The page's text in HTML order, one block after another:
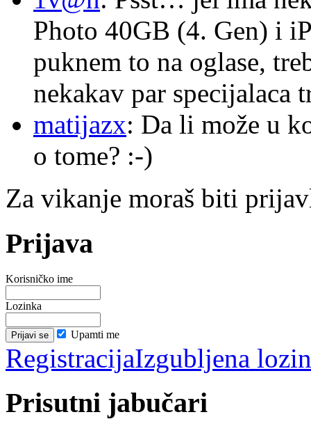
Photo 40GB (4. Gen) i
puknem to na oglase,
nekakav par
matijazx: Da li može u
o tome? :-)
Za vikanje moraš biti
Prijava
Korisničko ime
Lozinka
Upamti me
RegistracijaIzgubljena
Prisutni jabučari